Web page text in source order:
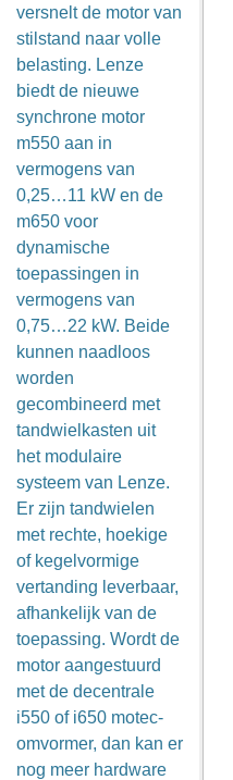
versnelt de motor van
stilstand naar volle
belasting. Lenze
biedt de nieuwe
synchrone motor
m550 aan in
vermogens van
0,25…11 kW en de
m650 voor
dynamische
toepassingen in
vermogens van
0,75…22 kW. Beide
kunnen naadloos
worden
gecombineerd met
tandwielkasten uit
het modulaire
systeem van Lenze.
Er zijn tandwielen
met rechte, hoekige
of kegelvormige
vertanding leverbaar,
afhankelijk van de
toepassing. Wordt de
motor aangestuurd
met de decentrale
i550 of i650 motec-
omvormer, dan kan er
nog meer hardware